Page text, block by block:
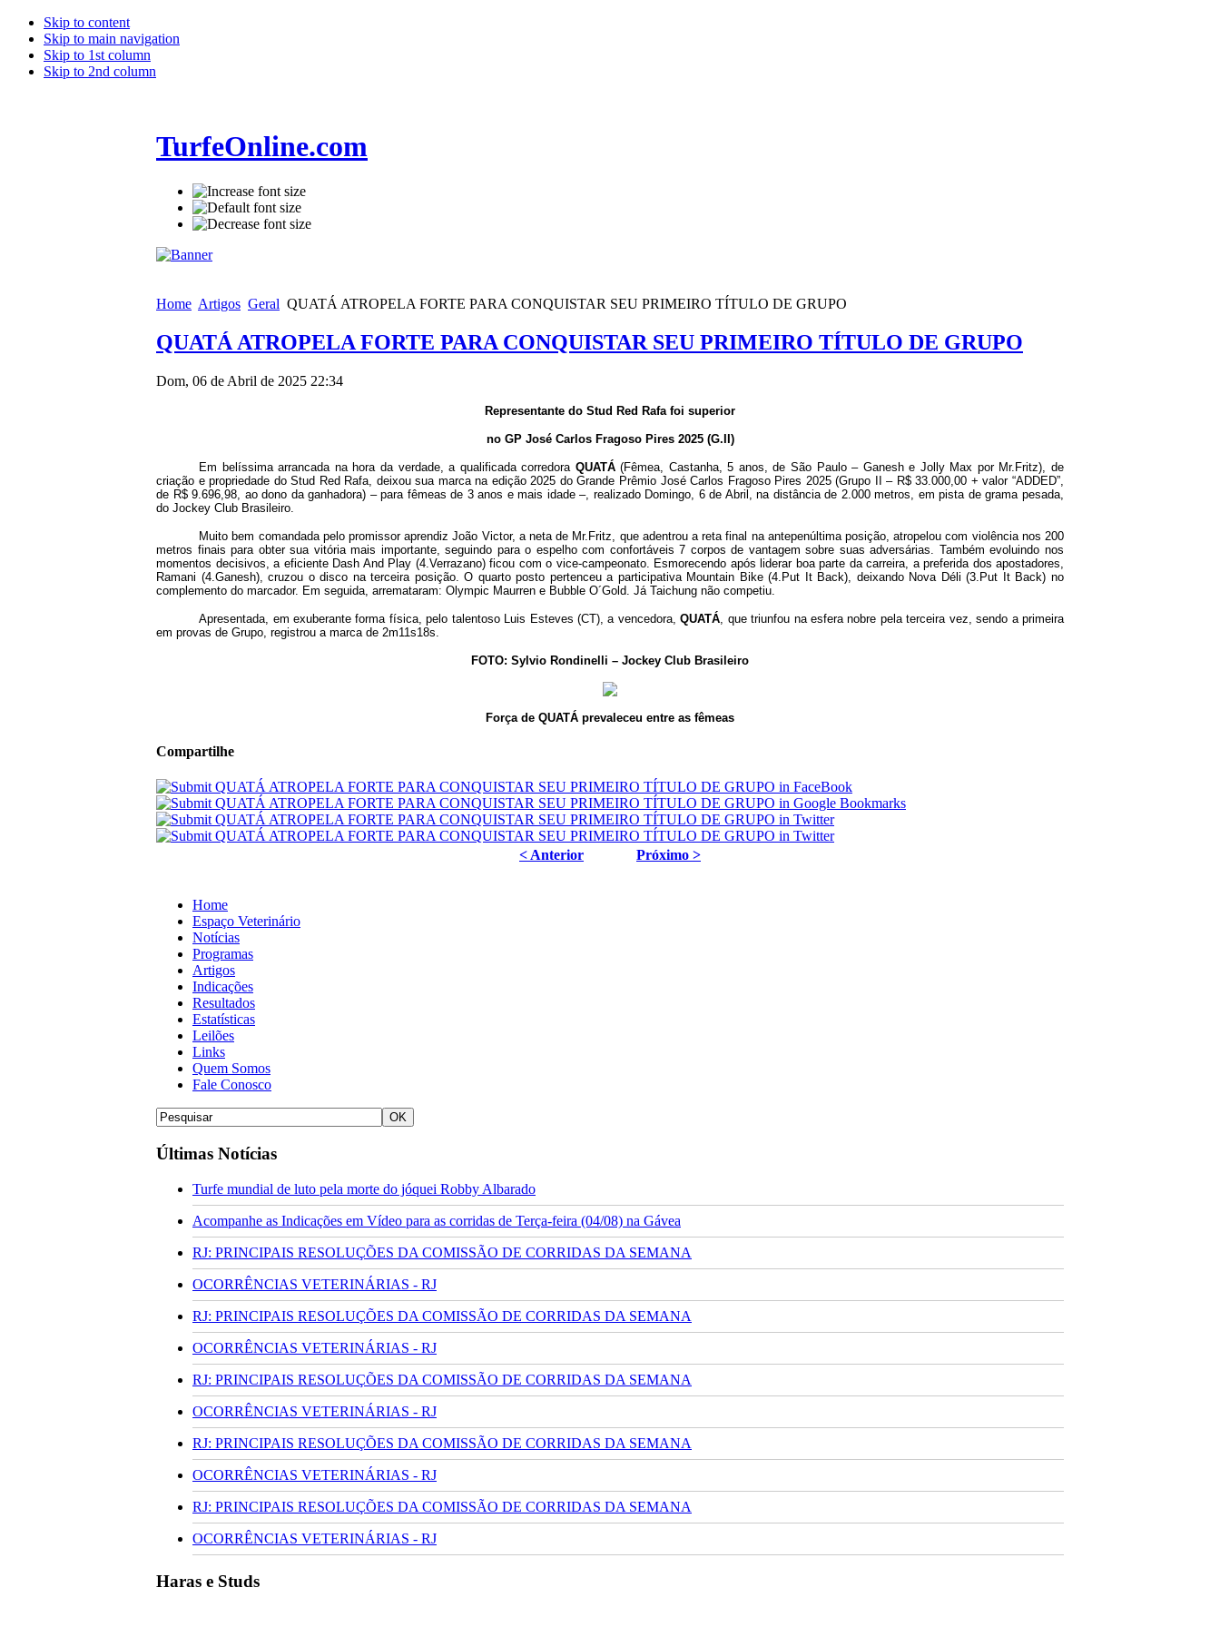
Skip to content
Skip to main navigation
Skip to 1st column
Skip to 2nd column
TurfeOnline.com
Home Artigos Geral QUATÁ ATROPELA FORTE PARA CONQUISTAR SEU PRIMEIRO TÍTULO DE GRUPO
QUATÁ ATROPELA FORTE PARA CONQUISTAR SEU PRIMEIRO TÍTULO DE GRUPO
Dom, 06 de Abril de 2025 22:34
Representante do Stud Red Rafa foi superior
no GP José Carlos Fragoso Pires 2025 (G.II)
Em belíssima arrancada na hora da verdade, a qualificada corredora QUATÁ(Fêmea, Castanha, 5 anos, de São Paulo – Ganesh e Jolly Max por Mr.Fritz), de
criação e propriedade do Stud Red Rafa, deixou sua marca na edição 2025 do Grande Prêmio José Carlos Fragoso Pires 2025 (Grupo II – R$ 33.000,00 + valor “ADDED”,
de R$ 9.696,98, ao dono da ganhadora) – para fêmeas de 3 anos e mais idade –, realizado Domingo, 6 de Abril, na distância de 2.000 metros, em pista de grama pesada,
do Jockey Club Brasileiro.
Muito bem comandada pelo promissor aprendiz João Victor, a neta de Mr.Fritz, que adentrou a reta final na antepenúltima posição, atropelou com violência nos 200
metros finais para obter sua vitória mais importante, seguindo para o espelho com confortáveis 7 corpos de vantagem sobre suas adversárias. Também evoluindo nos
momentos decisivos, a eficiente Dash And Play (4.Verrazano) ficou com o vice-campeonato. Esmorecendo após liderar boa parte da carreira, a preferida dos apostadores,
Ramani (4.Ganesh), cruzou o disco na terceira posição. O quarto posto pertenceu a participativa Mountain Bike (4.Put It Back), deixando Nova Déli (3.Put It Back) no
complemento do marcador. Em seguida, arremataram: Olympic Maurren e Bubble O´Gold. Já Taichung não competiu.
Apresentada, em exuberante forma física, pelo talentoso Luis Esteves (CT), a vencedora,QUATÁ , que triunfou na esfera nobre pela terceira vez, sendo a primeira
em provas de Grupo, registrou a marca de 2m11s18s.
FOTO: Sylvio Rondinelli – Jockey Club Brasileiro
Força de QUATÁ prevaleceu entre as fêmeas
Compartilhe
< Anterior Próximo >
Home
Espaço Veterinário
Notícias
Programas
Artigos
Indicações
Resultados
Estatísticas
Leilões
Links
Quem Somos
Fale Conosco
Últimas Notícias
Turfe mundial de luto pela morte do jóquei Robby Albarado
Acompanhe as Indicações em Vídeo para as corridas de Terça-feira (04/08) na Gávea
RJ: PRINCIPAIS RESOLUÇÕES DA COMISSÃO DE CORRIDAS DA SEMANA
OCORRÊNCIAS VETERINÁRIAS - RJ
RJ: PRINCIPAIS RESOLUÇÕES DA COMISSÃO DE CORRIDAS DA SEMANA
OCORRÊNCIAS VETERINÁRIAS - RJ
RJ: PRINCIPAIS RESOLUÇÕES DA COMISSÃO DE CORRIDAS DA SEMANA
OCORRÊNCIAS VETERINÁRIAS - RJ
RJ: PRINCIPAIS RESOLUÇÕES DA COMISSÃO DE CORRIDAS DA SEMANA
OCORRÊNCIAS VETERINÁRIAS - RJ
RJ: PRINCIPAIS RESOLUÇÕES DA COMISSÃO DE CORRIDAS DA SEMANA
OCORRÊNCIAS VETERINÁRIAS - RJ
Haras e Studs